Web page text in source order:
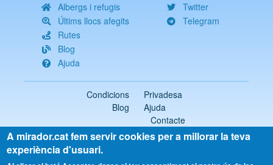
Albergs i refugis
Últims llocs afegits
Rutes
Blog
Ajuda
Twitter
Telegram
Condicions
Privadesa
Blog
Ajuda
Contacte
2018-2026 ©mirador.cat
Tots els drets reservats
A mirador.cat fem servir cookies per a millorar la teva
experiència d'usuari.